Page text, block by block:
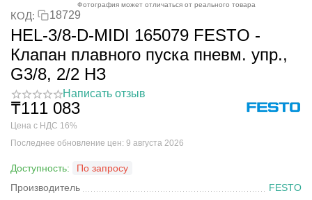
Фотография может отличаться от реального товара
КОД: 18729
HEL-3/8-D-MIDI 165079 FESTO -
Клапан плавного пуска пневм. упр.,
G3/8, 2/2 НЗ
Написать отзыв
₸111 083
Цена с НДС 16%
Последнее обновление цен: 9 августа 2026
Доступность:
По запросу
Производитель
FESTO